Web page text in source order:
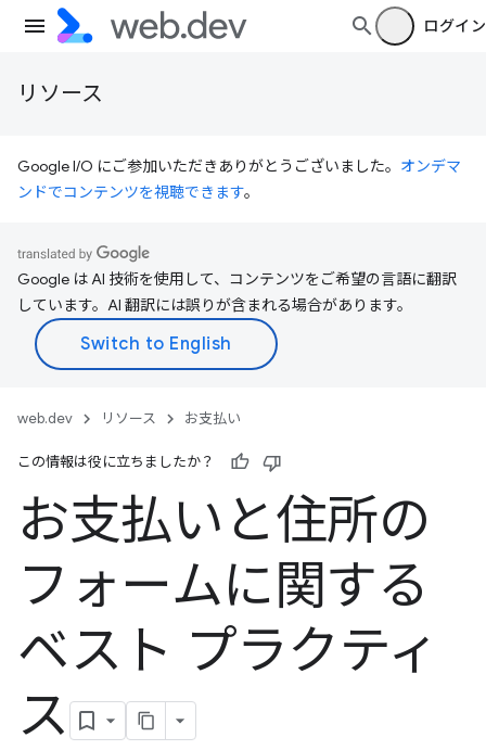
ログイン
リソース
Google I/O にご参加いただきありがとうございました。 オンデマ
ンドでコンテンツを視聴できます。
Google は AI 技術を使用して、コンテンツをご希望の言語に翻訳
しています。AI 翻訳には誤りが含まれる場合があります。
web.dev リソース お支払い
この情報は役に立ちましたか？
お支払いと住所の
フォームに関する
ベスト プラクティ
ス